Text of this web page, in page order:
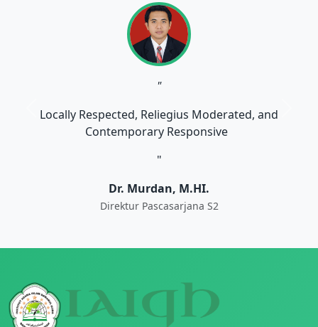
"
Locally Respected, Reliegius Moderated, and
Contemporary Responsive
"
Dr. Murdan, M.HI.
Direktur Pascasarjana S2